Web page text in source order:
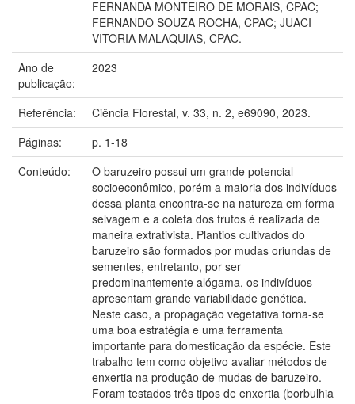
FERNANDA MONTEIRO DE MORAIS, CPAC;
FERNANDO SOUZA ROCHA, CPAC; JUACI
VITORIA MALAQUIAS, CPAC.
Ano de
publicação:
2023
Referência:
Ciência Florestal, v. 33, n. 2, e69090, 2023.
Páginas:
p. 1-18
Conteúdo:
O baruzeiro possui um grande potencial
socioeconômico, porém a maioria dos indivíduos
dessa planta encontra-se na natureza em forma
selvagem e a coleta dos frutos é realizada de
maneira extrativista. Plantios cultivados do
baruzeiro são formados por mudas oriundas de
sementes, entretanto, por ser
predominantemente alógama, os indivíduos
apresentam grande variabilidade genética.
Neste caso, a propagação vegetativa torna-se
uma boa estratégia e uma ferramenta
importante para domesticação da espécie. Este
trabalho tem como objetivo avaliar métodos de
enxertia na produção de mudas de baruzeiro.
Foram testados três tipos de enxertia (borbulhia